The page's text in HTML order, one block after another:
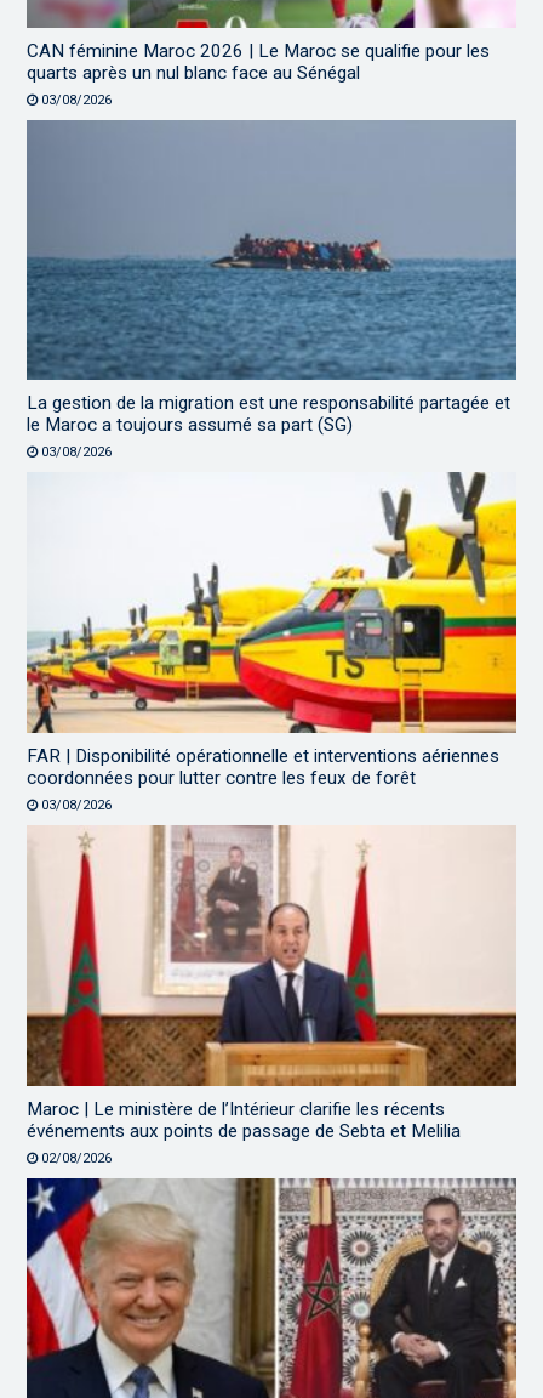
CAN féminine Maroc 2026 | Le Maroc se qualifie pour les
quarts après un nul blanc face au Sénégal
03/08/2026
La gestion de la migration est une responsabilité partagée et
le Maroc a toujours assumé sa part (SG)
03/08/2026
FAR | Disponibilité opérationnelle et interventions aériennes
coordonnées pour lutter contre les feux de forêt
03/08/2026
Maroc | Le ministère de l’Intérieur clarifie les récents
événements aux points de passage de Sebta et Melilia
02/08/2026